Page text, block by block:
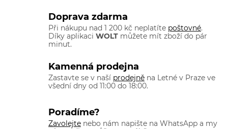
Doprava zdarma
Při nákupu nad 1 200 kč neplatíte poštovné.
Díky aplikaci WOLT můžete mít zboží do pár
minut.
Kamenná prodejna
Zastavte se v naší prodejně na Letné v Praze ve
všední dny od 11:00 do 18:00.
Poradíme?
Zavolejte nebo nám napište na WhatsApp a my